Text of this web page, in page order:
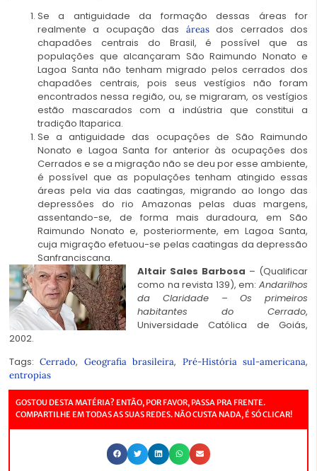
Se a antiguidade da formação dessas áreas for
realmente a ocupação das áreasdos cerrados dos
chapadões centrais do Brasil, é possível que as
populações que alcançaram São Raimundo Nonato e
Lagoa Santa não tenham migrado pelos cerrados dos
chapadões centrais, pois seus vestígios não foram
encontrados nessa região, ou, se migraram, os vestígios
estão mascarados com a indústria que constitui a
tradição Itaparica.
Se a antiguidade das ocupações de São Raimundo
Nonato e Lagoa Santa for anterior às ocupações dos
Cerrados e se a migração não se deu por esse ambiente,
é possível que as populações tenham atingido essas
áreas pela via das caatingas, migrando ao longo das
depressões do rio Amazonas pelas duas margens,
assentando-se, de forma mais duradoura, em São
Raimundo Nonato e, posteriormente, em Lagoa Santa,
cuja migração efetuou-se pelas caatingas da depressão
Sanfranciscana.
Altair Sales Barbosa – (Qualificar
como na revista 139), em:Andarilhos
da Claridade – Os primeiros
habitantes do Cerrado,
Universidade Católica de Goiás,
2002.
Tags:Cerrado, Geografia brasileira, Pré-História sul-americana,
entropias
GOSTOU DESTA MATÉRIA? ENTÃO, POR FAVOR, PASSA PRA FRENTE.
COMPARTILHE EM TODAS AS SUAS REDES. NÃO CUSTA NADA, É SÓ CLICAR!